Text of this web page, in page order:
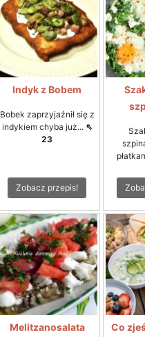
Indyk z Bobem
Bobek zaprzyjaźnił się z
indykiem chyba już... ⇖
23
Zobacz przepis!
Melitzanosalata
Co